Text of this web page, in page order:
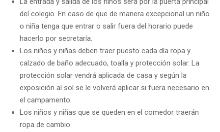
del colegio. En caso de que de manera excepcional un niño
o niña tenga que entrar o salir fuera del horario puede
hacerlo por secretaría.
Los niños y niñas deben traer puesto cada día ropa y
calzado de baño adecuado, toalla y protección solar. La
protección solar vendrá aplicada de casa y según la
exposición al sol se le volverá aplicar si fuera necesario en
el campamento.
Los niños y niñas que se queden en el comedor traerán
ropa de cambio.